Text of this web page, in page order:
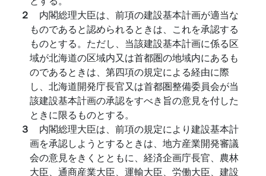
２ 内閣総理大臣は、前項の建設基本計画が適当な
ものであると認められるときは、これを承認する
ものとする。ただし、当該建設基本計画に係る区
域が北海道の区域内又は首都圏の地域内にあるも
のであるときは、第四項の規定による経由に際
し、北海道開発庁長官又は首都圏整備委員会が当
該建設基本計画の承認をすべき旨の意見を付した
ときに限るものとする。
３ 内閣総理大臣は、前項の規定により建設基本計
画を承認しようとするときは、地方産業開発審議
会の意見をきくとともに、経済企画庁長官、農林
大臣、通商産業大臣、運輸大臣、労働大臣、建設